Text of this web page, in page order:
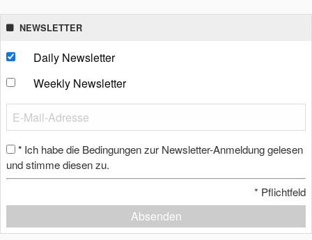
NEWSLETTER
Daily Newsletter
Weekly Newsletter
* Ich habe die Bedingungen zur Newsletter-Anmeldung gelesen
und stimme diesen zu.
* Pflichtfeld
Absenden